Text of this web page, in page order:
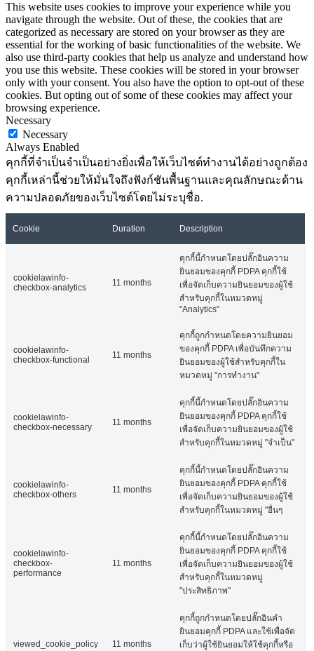
This website uses cookies to improve your experience while you
navigate through the website. Out of these, the cookies that are
categorized as necessary are stored on your browser as they are
essential for the working of basic functionalities of the website. We
also use third-party cookies that help us analyze and understand how
you use this website. These cookies will be stored in your browser
only with your consent. You also have the option to opt-out of these
cookies. But opting out of some of these cookies may affect your
browsing experience.
Necessary
Necessary
Always Enabled
คุกกี้ที่จำเป็นจำเป็นอย่างยิ่งเพื่อให้เว็บไซต์ทำงานได้อย่างถูกต้อง
คุกกี้เหล่านี้ช่วยให้มั่นใจถึงฟังก์ชันพื้นฐานและคุณลักษณะด้าน
ความปลอดภัยของเว็บไซต์โดยไม่ระบุชื่อ.
Cookie Duration Description
cookielawinfo-
checkbox-analytics
11 months
คุกกี้นี้กำหนดโดยปลั๊กอินความ
ยินยอมของคุกกี้ PDPA คุกกี้ใช้
เพื่อจัดเก็บความยินยอมของผู้ใช้
สำหรับคุกกี้ในหมวดหมู่
"Analytics"
cookielawinfo-
checkbox-functional
11 months
คุกกี้ถูกกำหนดโดยความยินยอม
ของคุกกี้ PDPA เพื่อบันทึกความ
ยินยอมของผู้ใช้สำหรับคุกกี้ใน
หมวดหมู่ "การทำงาน"
cookielawinfo-
checkbox-necessary
11 months
คุกกี้นี้กำหนดโดยปลั๊กอินความ
ยินยอมของคุกกี้ PDPA คุกกี้ใช้
เพื่อจัดเก็บความยินยอมของผู้ใช้
สำหรับคุกกี้ในหมวดหมู่ "จำเป็น"
cookielawinfo-
checkbox-others
11 months
คุกกี้นี้กำหนดโดยปลั๊กอินความ
ยินยอมของคุกกี้ PDPA คุกกี้ใช้
เพื่อจัดเก็บความยินยอมของผู้ใช้
สำหรับคุกกี้ในหมวดหมู่ "อื่นๆ
cookielawinfo-
checkbox-
performance
11 months
คุกกี้นี้กำหนดโดยปลั๊กอินความ
ยินยอมของคุกกี้ PDPA คุกกี้ใช้
เพื่อจัดเก็บความยินยอมของผู้ใช้
สำหรับคุกกี้ในหมวดหมู่
"ประสิทธิภาพ"
viewed_cookie_policy 11 months
คุกกี้ถูกกำหนดโดยปลั๊กอินคำ
ยินยอมคุกกี้ PDPA และใช้เพื่อจัด
เก็บว่าผู้ใช้ยินยอมให้ใช้คุกกี้หรือ